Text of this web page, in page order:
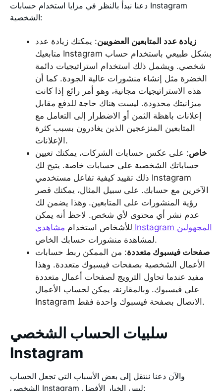
دعنا نبدأ بالنظر في مزايا استخدام حسابات Instagram
الشخصية:
زيادة عدد المتابعين العضويين: يمكنك زيادة عدد
متابعيك Instagram بشكل طبيعي باستخدام حساب
شخصي. ويشمل ذلك استخدام استراتيجيات دائمة
الخضرة مثل إنشاء منشورات عالية الجودة. كما أن
هذه الاستراتيجيات مجانية، وهو أمر رائع إذا كانت
ميزانيتك محدودة. ليست هناك حاجة للدفع مقابل
إعلانات باهظة الثمن أو الاضطرار إلى التعامل مع
المتابعين المنزعجين الذين يغادرون بسبب كثرة
الإعلانات.
خاص: على عكس حسابات الشركات، يمكنك تعيين
حساباتك الشخصية على حسابات خاصة. يتيح لك
ذلك تقييد كيفية تفاعل مستخدمي Instagram
الآخرين مع حسابك. على سبيل المثال، يمكنك قصر
رؤية المنشورات على المتابعين. وهذا يضمن لك
عدم نشر أي محتوى لأي شخص. لاحظ أنه يمكن
للأشخاص استخدام
مشاهدي Instagram المجهولين
لمشاهدة منشورات حسابك الخاص.
صفحات فيسبوك متعددة: من الممكن ربط حسابات
الأعمال الشخصية بصفحات فيسبوك متعددة. وهذا
مفيد عندما تحاول الترويج لصفحات أعمال متعددة
على فيسبوك. وبالمقارنة، يمكن لحساب الأعمال
Instagram الاتصال بصفحة فيسبوك واحدة فقط.
سلبيات الحساب الشخصي
Instagram
والآن دعنا ننتقل إلى بعض الأسباب التي تجعل الحساب
الشخصي Instagram ليس الخيار الأفضل: